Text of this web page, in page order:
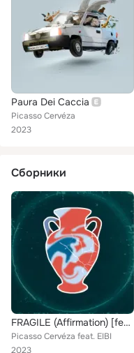
Paura Dei Caccia
Picasso Cervéza
2023
Сборники
FRAGILE (Affirmation) [feat. EIBI]
Picasso Cervéza feat. EIBI
2023